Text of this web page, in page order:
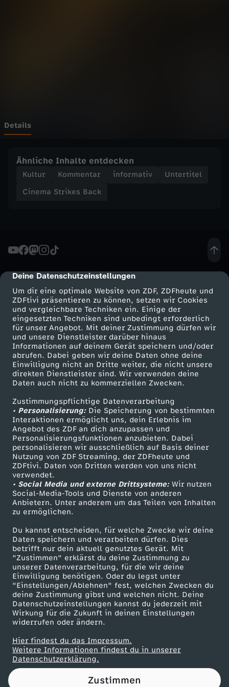
cmp-dialog-description
Deine Datenschutzeinstellungen
Um dir eine optimale Website von ZDF, ZDFheute und
ZDFtivi präsentieren zu können, setzen wir Cookies
und vergleichbare Techniken ein. Einige der
eingesetzten Techniken sind unbedingt erforderlich
für unser Angebot. Mit deiner Zustimmung dürfen wir
und unsere Dienstleister darüber hinaus
Informationen auf deinem Gerät speichern und/oder
abrufen. Dabei geben wir deine Daten ohne deine
Einwilligung nicht an Dritte weiter, die nicht unsere
direkten Dienstleister sind. Wir verwenden deine
Daten auch nicht zu kommerziellen Zwecken.
Zustimmungspflichtige Datenverarbeitung
• Personalisierung:Die Speicherung von bestimmten
Interaktionen ermöglicht uns, dein Erlebnis im
Angebot des ZDF an dich anzupassen und
Personalisierungsfunktionen anzubieten. Dabei
personalisieren wir ausschließlich auf Basis deiner
Nutzung von ZDF Streaming, der ZDFheute und
ZDFtivi. Daten von Dritten werden von uns nicht
verwendet.
• Social Media und externe Drittsysteme:Wir nutzen
Social-Media-Tools und Dienste von anderen
Anbietern. Unter anderem um das Teilen von Inhalten
zu ermöglichen.
Du kannst entscheiden, für welche Zwecke wir deine
Daten speichern und verarbeiten dürfen. Dies
betrifft nur dein aktuell genutztes Gerät. Mit
"Zustimmen" erklärst du deine Zustimmung zu
unserer Datenverarbeitung, für die wir deine
Einwilligung benötigen. Oder du legst unter
"Einstellungen/Ablehnen" fest, welchen Zwecken du
deine Zustimmung gibst und welchen nicht. Deine
Datenschutzeinstellungen kannst du jederzeit mit
Wirkung für die Zukunft in deinen Einstellungen
widerrufen oder ändern.
Hier findest du das Impressum.
Weitere Informationen findest du in unserer
Datenschutzerklärung.
Zustimmen
s
B
a
-
S
t
a
r
W
a
r
s
:
S
o
s
t
i
r
b
t
Details
Ähnliche Inhalte entdecken
Kultur Kommentar informativ
Untertitel
Cinema Strikes Back
Mehr ZDF
ZDF-Apps
Smart TV
ZDFtext
Livestreams
Sendungen A-Z
TV-Programm
Service
ZDFmitreden
Kontakt zum ZDF
Tickets
Zuschauerservice
Hilfe
ZDF Unternehmen
Karriere
ZDF goes Schule
Werbefernsehen
Mainzelmännchen
Partner